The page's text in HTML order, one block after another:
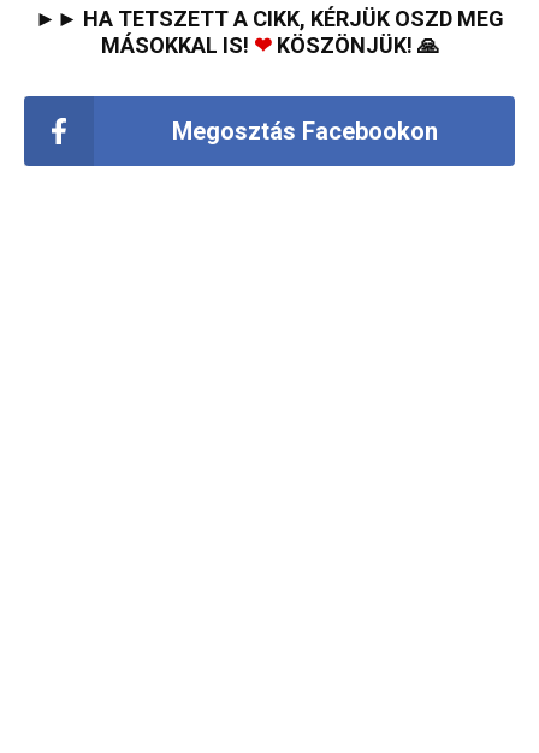
►► HA TETSZETT A CIKK, KÉRJÜK OSZD MEG
MÁSOKKAL IS! ❤KÖSZÖNJÜK! 🙏
Megosztás Facebookon